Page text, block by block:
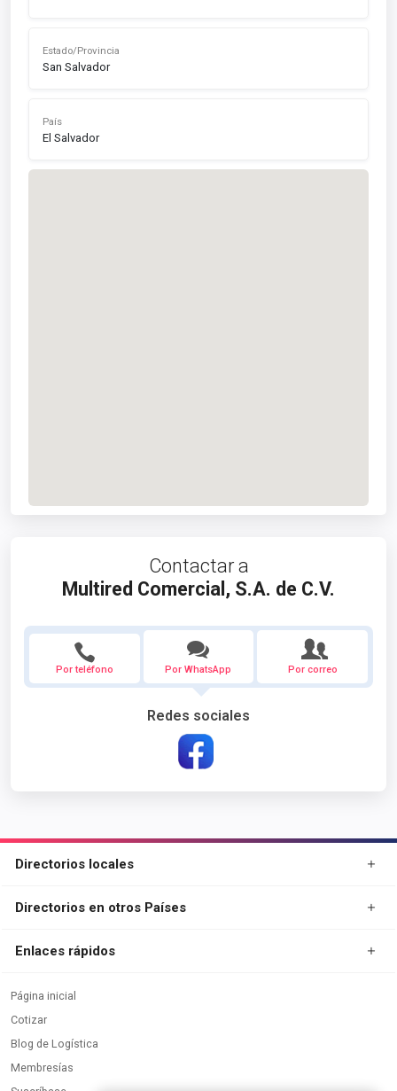
Estado/Provincia
San Salvador
País
El Salvador
Contactar a
Multired Comercial, S.A. de C.V.
Por teléfono Por WhatsApp Por correo
Redes sociales
Directorios locales
Directorios en otros Países
Enlaces rápidos
Página inicial
Cotizar
Blog de Logística
Membresías